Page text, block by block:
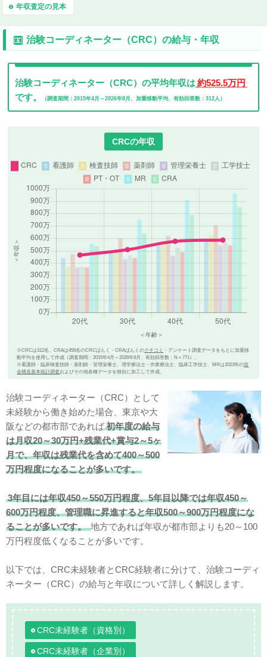
年収査定の見本
治験コーディネーター（CRC）の給与・年収
治験コーディネーター（CRC）の平均年収は 約525.5万円
です。
（調査期間：2015年4月～2026年8月、加重移動平均、有効回答数：312人）
CRCの年収
※CRCは312名、CRAは459名のCRCばんく・CRAばんくのクチコミ ・アンケート調査データをもとに加重移
動平均を使用して作成（調査期間：2015年4月～2026年8月、有効回答数：N＝771）。
※看護師・臨床検査技師・薬剤師・管理栄養士、理学療法士・作業療法士、臨床工学技士、MRは2023年の賃
金構造基本統計調査およびその他各種データを独自に加工して作成。
治験コーディネーター（CRC）として
未経験から働き始めた場合、東京や大
阪などの都市部であれば初年度の給与
は月収20～30万円+残業代+賞与2～5ヶ
月で、年収は残業代を含めて400～500
万円程度になることが多いです。
3年目には年収450～550万円程度、5年目以降では年収450～
600万円程度、管理職に昇進すると年収500～900万円程度にな
ることが多いです。地方であれば年収が都市部よりも20～100
万円程度低くなることが多いです。
以下では、CRC未経験者とCRC経験者に分けて、治験コーディ
ネーター（CRC）の給与と年収について詳しく解説します。
CRC未経験者（資格別）
CRC未経験者（企業別）